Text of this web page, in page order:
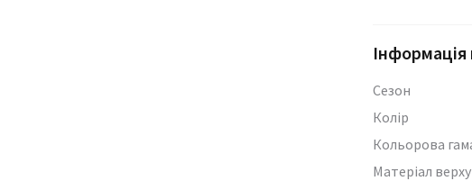
Сезон
Колір
Кольорова
Матеріал верху